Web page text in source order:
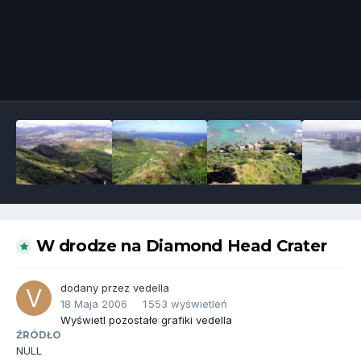
W drodze na Diamond Head Crater
dodany przez vedella
18 Maja 2006
1 553 wyświetleń
Wyświetl pozostałe grafiki vedella
ŹRÓDŁO
NULL